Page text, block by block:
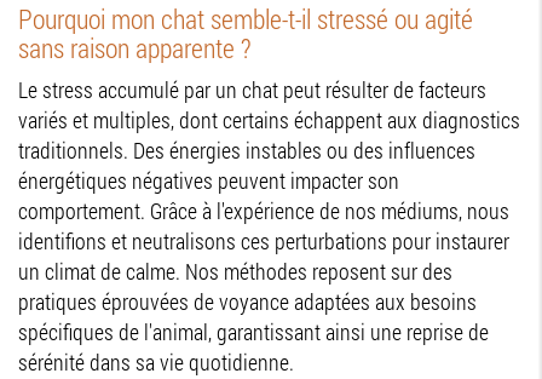
Pourquoi mon chat semble-t-il stressé ou agité
sans raison apparente ?
Le stress accumulé par un chat peut résulter de facteurs
variés et multiples, dont certains échappent aux diagnostics
traditionnels. Des énergies instables ou des influences
énergétiques négatives peuvent impacter son
comportement. Grâce à l'expérience de nos médiums, nous
identifions et neutralisons ces perturbations pour instaurer
un climat de calme. Nos méthodes reposent sur des
pratiques éprouvées de voyance adaptées aux besoins
spécifiques de l'animal, garantissant ainsi une reprise de
sérénité dans sa vie quotidienne.